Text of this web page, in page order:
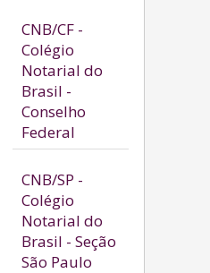
CNB/CF -
Colégio
Notarial do
Brasil -
Conselho
Federal
CNB/SP -
Colégio
Notarial do
Brasil - Seção
São Paulo